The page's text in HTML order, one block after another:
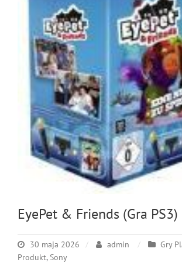
EyePet & Friends (Gra PS3)
30 maja 2026 admin Gry
Produkt, Sony